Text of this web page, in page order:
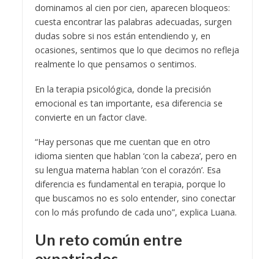
dominamos al cien por cien, aparecen bloqueos:
cuesta encontrar las palabras adecuadas, surgen
dudas sobre si nos están entendiendo y, en
ocasiones, sentimos que lo que decimos no refleja
realmente lo que pensamos o sentimos.
En la terapia psicológica, donde la precisión
emocional es tan importante, esa diferencia se
convierte en un factor clave.
“Hay personas que me cuentan que en otro
idioma sienten que hablan ‘con la cabeza’, pero en
su lengua materna hablan ‘con el corazón’. Esa
diferencia es fundamental en terapia, porque lo
que buscamos no es solo entender, sino conectar
con lo más profundo de cada uno”, explica Luana.
Un reto común entre